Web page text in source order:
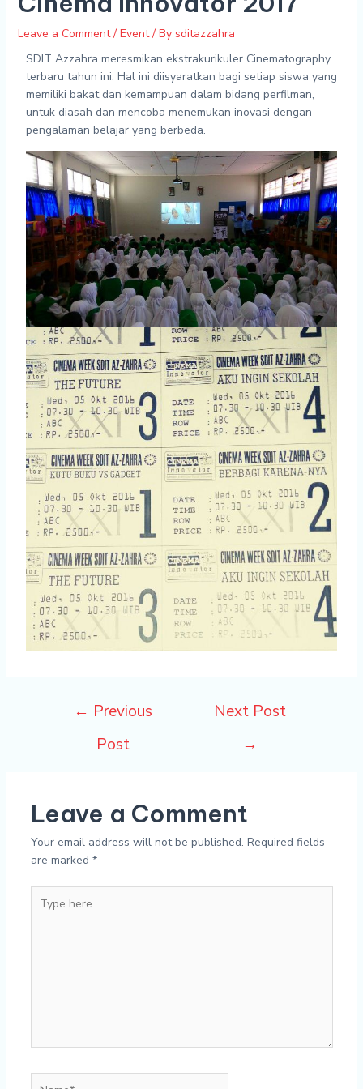
Leave a Comment / Event/ By sditazzahra
SDIT Azzahra meresmikan ekstrakurikuler Cinematography
terbaru tahun ini. Hal ini diisyaratkan bagi setiap siswa yang
memiliki bakat dan kemampuan dalam bidang perfilman,
untuk diasah dan mencoba menemukan inovasi dengan
pengalaman belajar yang berbeda.
← Previous
Post
Next Post
→
Leave a Comment
Your email address will not be published. Required fields
are marked *
here..